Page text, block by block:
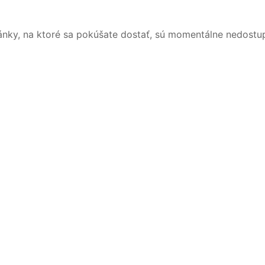
na ktoré sa pokúšate dostať, sú momentálne